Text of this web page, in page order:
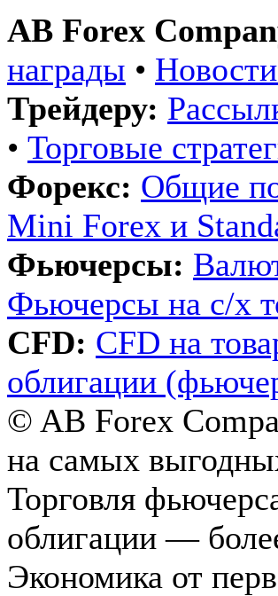
AB Forex
награды •
Трейдеру:
• Торговые
Форекс: Общие
Mini Forex и
Фьючерсы:
Фьючерсы на с/х
CFD: CFD на
облигации
© AB Forex
на самых
Торговля
облигации —
Экономика от